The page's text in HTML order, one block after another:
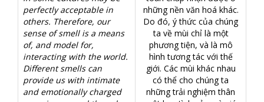
perfectly acceptable in
others. Therefore, our
sense of smell is a means
of, and model for,
interacting with the world.
Different smells can
provide us with intimate
and emotionally charged
những nền văn hoá khác.
Do đó, ý thức của chúng
ta về mùi chỉ là một
phương tiện, và là mô
hình tương tác với thế
giới. Các mùi khác nhau
có thể cho chúng ta
những trải nghiệm thân